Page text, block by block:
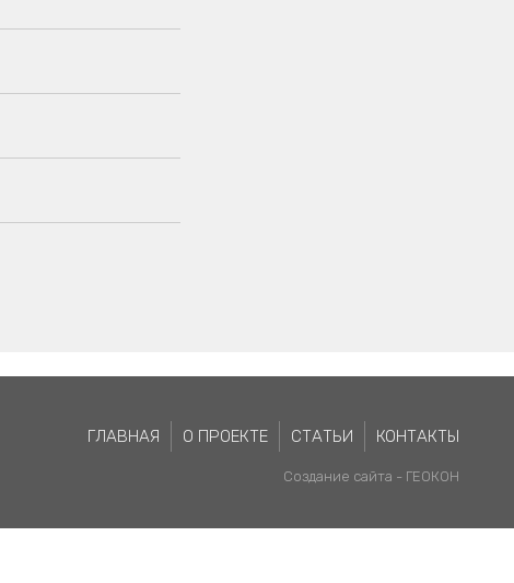
ГЛАВНАЯ О ПРОЕКТЕ СТАТЬИ КОНТАКТЫ
Создание сайта - ГЕОКОН